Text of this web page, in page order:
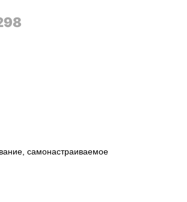
самонастраиваемое